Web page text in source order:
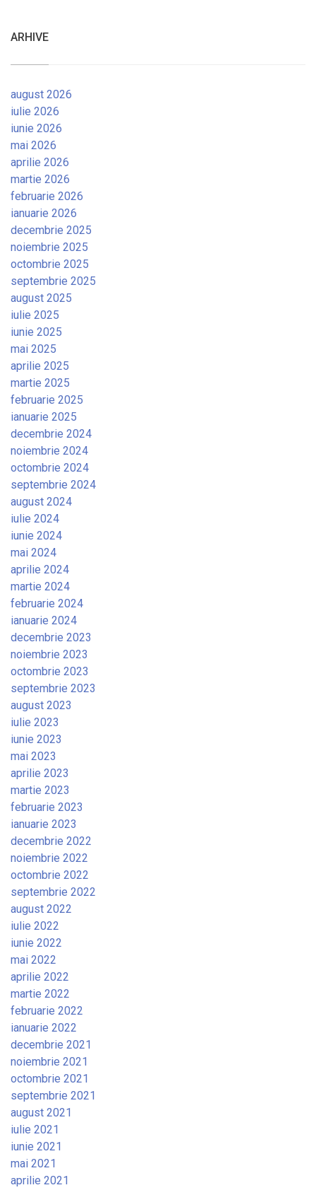
ARHIVE
august 2026
iulie 2026
iunie 2026
mai 2026
aprilie 2026
martie 2026
februarie 2026
ianuarie 2026
decembrie 2025
noiembrie 2025
octombrie 2025
septembrie 2025
august 2025
iulie 2025
iunie 2025
mai 2025
aprilie 2025
martie 2025
februarie 2025
ianuarie 2025
decembrie 2024
noiembrie 2024
octombrie 2024
septembrie 2024
august 2024
iulie 2024
iunie 2024
mai 2024
aprilie 2024
martie 2024
februarie 2024
ianuarie 2024
decembrie 2023
noiembrie 2023
octombrie 2023
septembrie 2023
august 2023
iulie 2023
iunie 2023
mai 2023
aprilie 2023
martie 2023
februarie 2023
ianuarie 2023
decembrie 2022
noiembrie 2022
octombrie 2022
septembrie 2022
august 2022
iulie 2022
iunie 2022
mai 2022
aprilie 2022
martie 2022
februarie 2022
ianuarie 2022
decembrie 2021
noiembrie 2021
octombrie 2021
septembrie 2021
august 2021
iulie 2021
iunie 2021
mai 2021
aprilie 2021